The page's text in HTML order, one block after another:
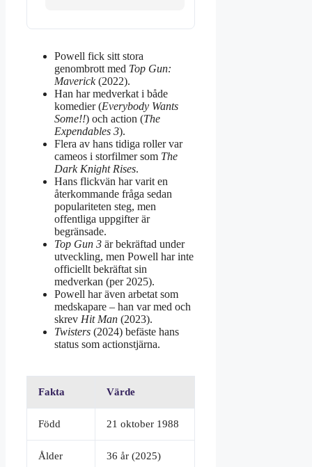
Powell fick sitt stora
genombrott med Top Gun:
Maverick(2022).
Han har medverkat i både
komedier (Everybody Wants
Some!!) och action (The
Expendables 3).
Flera av hans tidiga roller var
cameos i storfilmer som The
Dark Knight Rises.
Hans flickvän har varit en
återkommande fråga sedan
populariteten steg, men
offentliga uppgifter är
begränsade.
Top Gun 3 är bekräftad under
utveckling, men Powell har inte
officiellt bekräftat sin
medverkan (per 2025).
Powell har även arbetat som
medskapare – han var med och
skrev Hit Man (2023).
Twisters (2024) befäste hans
status som actionstjärna.
Fakta Värde
Född 21 oktober 1988
Ålder 36 år (2025)